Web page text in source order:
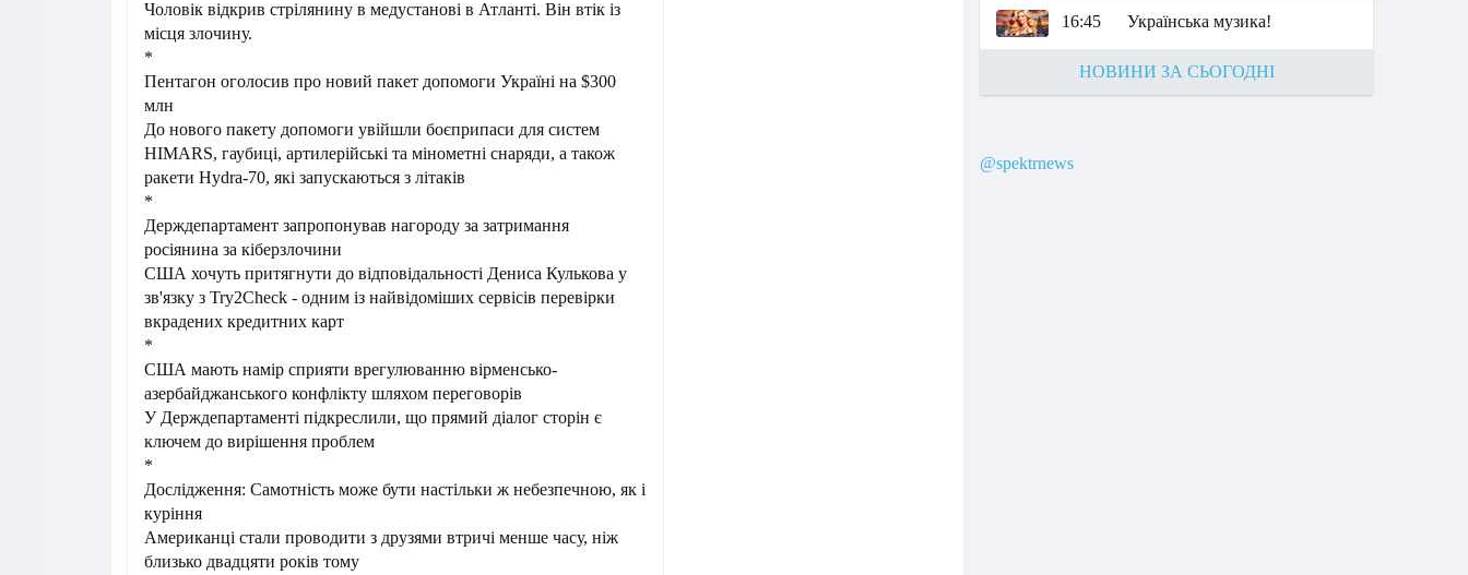
Чоловік відкрив стрілянину в медустанові в Атланті. Він втік із
місця злочину.
*
Пентагон оголосив про новий пакет допомоги Україні на $300
млн
До нового пакету допомоги увійшли боєприпаси для систем
HIMARS, гаубиці, артилерійські та мінометні снаряди, а також
ракети Hydra-70, які запускаються з літаків
*
Держдепартамент запропонував нагороду за затримання
росіянина за кіберзлочини
США хочуть притягнути до відповідальності Дениса Кулькова у
зв'язку з Try2Check - одним із найвідоміших сервісів перевірки
вкрадених кредитних карт
*
США мають намір сприяти врегулюванню вірменсько-
азербайджанського конфлікту шляхом переговорів
У Держдепартаменті підкреслили, що прямий діалог сторін є
ключем до вирішення проблем
*
Дослідження: Самотність може бути настільки ж небезпечною, як і
куріння
Американці стали проводити з друзями втричі менше часу, ніж
близько двадцяти років тому
16:45 Українська музика!
НОВИНИ ЗА СЬОГОДНІ
@spektrnews